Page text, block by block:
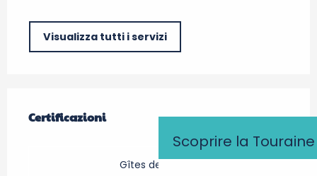
Scoprire la Touraine
Visualizza tutti i servizi
Certificazioni
Certificazioni
Gîtes de France